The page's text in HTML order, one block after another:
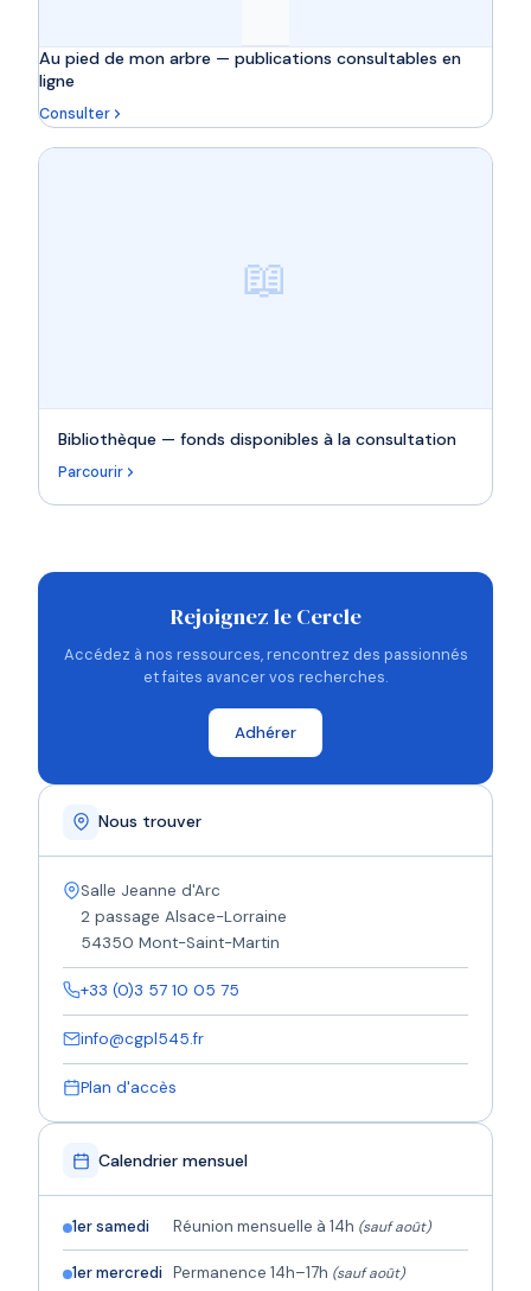
Au pied de mon arbre — publications consultables en
ligne
Consulter
📖
Bibliothèque — fonds disponibles à la consultation
Parcourir
Rejoignez le Cercle
Accédez à nos ressources, rencontrez des passionnés
et faites avancer vos recherches.
Adhérer
Nous trouver
Salle Jeanne d'Arc
2 passage Alsace-Lorraine
54350 Mont-Saint-Martin
+33 (0)3 57 10 05 75
info@cgpl545.fr
Plan d'accès
Calendrier mensuel
1er samedi Réunion mensuelle à 14h (sauf août)
1er mercredi Permanence 14h–17h (sauf août)